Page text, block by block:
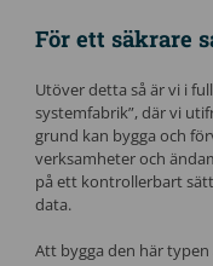
För ett säkrare
Utöver detta så är vi i
systemfabrik”, där vi
grund kan bygga och
verksamheter och
på ett kontrollerbart
data.
Att bygga den här